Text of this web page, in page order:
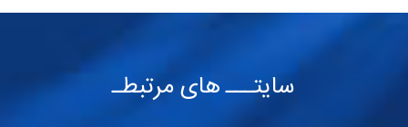
سایتـــ های مرتبطـ